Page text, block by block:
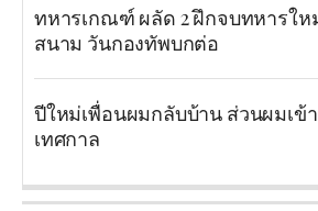
ทหารเกณฑ์ ผลัด 2 ฝึกจบทหารใ
สนาม วันกองทัพบกต่อ
ปีใหม่เพื่อนผมกลับบ้าน ส่วนผมเข้า
เทศกาล